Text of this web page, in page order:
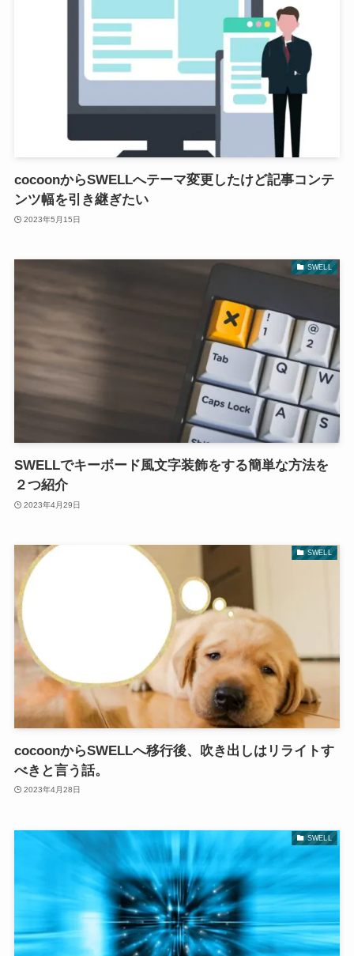
cocoonからSWELLへテーマ変更したけど記事コンテ
ンツ幅を引き継ぎたい
2023年5月15日
SWELL
SWELLでキーボード風文字装飾をする簡単な方法を
２つ紹介
2023年4月29日
SWELL
cocoonからSWELLへ移行後、吹き出しはリライトす
べきと言う話。
2023年4月28日
SWELL